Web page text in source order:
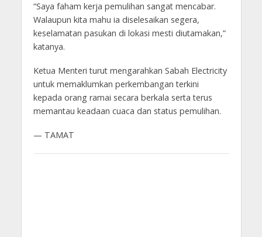
“Saya faham kerja pemulihan sangat mencabar.
Walaupun kita mahu ia diselesaikan segera,
keselamatan pasukan di lokasi mesti diutamakan,”
katanya.
Ketua Menteri turut mengarahkan Sabah Electricity
untuk memaklumkan perkembangan terkini
kepada orang ramai secara berkala serta terus
memantau keadaan cuaca dan status pemulihan.
— TAMAT